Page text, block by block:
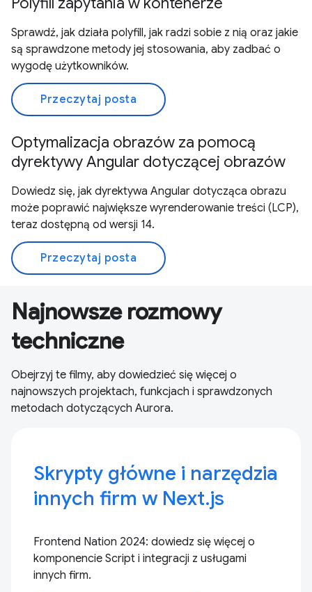
Sprawdź, jak działa polyfill, jak radzi sobie z nią oraz jakie
są sprawdzone metody jej stosowania, aby zadbać o
wygodę użytkowników.
Przeczytaj posta
Optymalizacja obrazów za pomocą
dyrektywy Angular dotyczącej obrazów
Dowiedz się, jak dyrektywa Angular dotycząca obrazu
może poprawić największe wyrenderowanie treści (LCP),
teraz dostępną od wersji 14.
Przeczytaj posta
Najnowsze rozmowy
techniczne
Obejrzyj te filmy, aby dowiedzieć się więcej o
najnowszych projektach, funkcjach i sprawdzonych
metodach dotyczących Aurora.
Skrypty główne i narzędzia
innych firm w Next.js
Frontend Nation 2024: dowiedz się więcej o
komponencie Script i integracji z usługami
innych firm.